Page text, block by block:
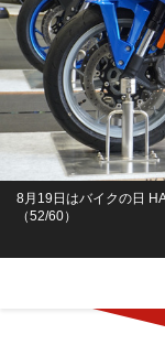
8月19日はバイクの日
（52/60）